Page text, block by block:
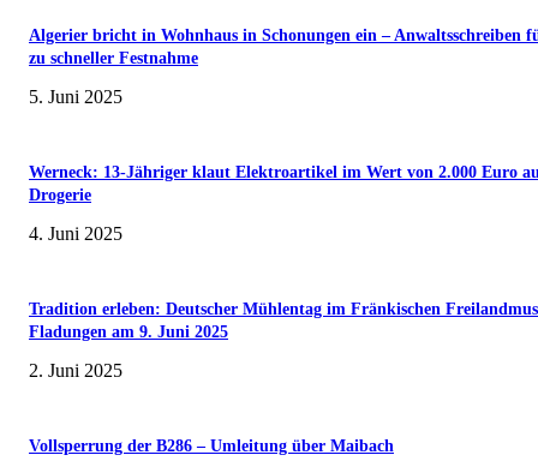
Algerier bricht in Wohnhaus in Schonungen ein – Anwaltsschreiben
zu schneller Festnahme
5. Juni 2025
Werneck: 13-Jähriger klaut Elektroartikel im Wert von 2.000 Euro
Drogerie
4. Juni 2025
Tradition erleben: Deutscher Mühlentag im Fränkischen
Fladungen am 9. Juni 2025
2. Juni 2025
Vollsperrung der B286 – Umleitung über Maibach